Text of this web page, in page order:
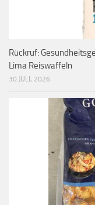
Rückruf:
Lima Reiswaffeln
30 JULI, 2026